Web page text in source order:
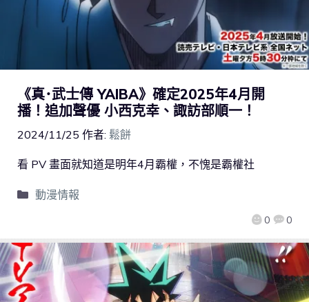
《真･武士傳 YAIBA》確定2025年4月開
播！追加聲優 小西克幸、諏訪部順一！
2024/11/25 作者: 鬆餅
0 0
看 PV 畫面就知道是明年4月霸權，不愧是霸權社
動漫情報